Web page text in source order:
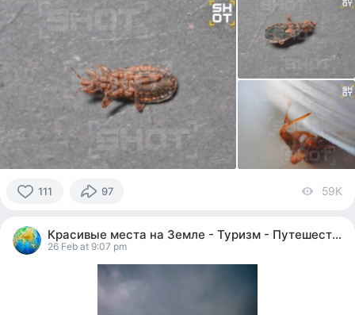
111
people
reacted
97 59K
Красивые места на Земле - Туризм - Путешествия
26 Feb at 9:07 pm